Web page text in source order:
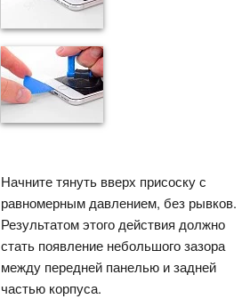
Начните тянуть вверх присоску с
равномерным давлением, без рывков.
Результатом этого действия должно
стать появление небольшого зазора
между передней панелью и задней
частью корпуса.